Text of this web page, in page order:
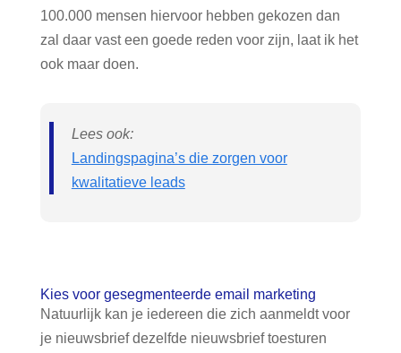
100.000 mensen hiervoor hebben gekozen dan
zal daar vast een goede reden voor zijn, laat ik het
ook maar doen.
Lees ook:
Landingspagina’s die zorgen voor
kwalitatieve leads
Kies voor gesegmenteerde email marketing
Natuurlijk kan je iedereen die zich aanmeldt voor
je nieuwsbrief dezelfde nieuwsbrief toesturen